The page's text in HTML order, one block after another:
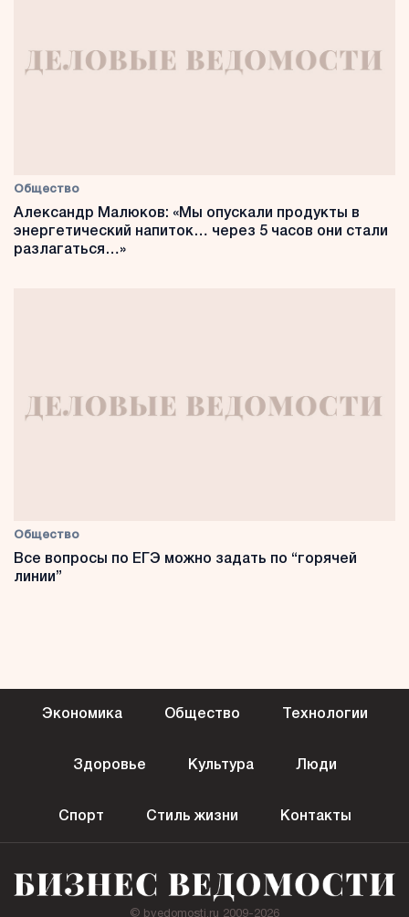
Общество
Александр Малюков: «Мы опускали продукты в
энергетический напиток… через 5 часов они стали
разлагаться…»
Общество
Все вопросы по ЕГЭ можно задать по “горячей
линии”
Экономика Общество Технологии
Здоровье Культура Люди
Спорт Стиль жизни Контакты
© bvedomosti.ru 2009-2026